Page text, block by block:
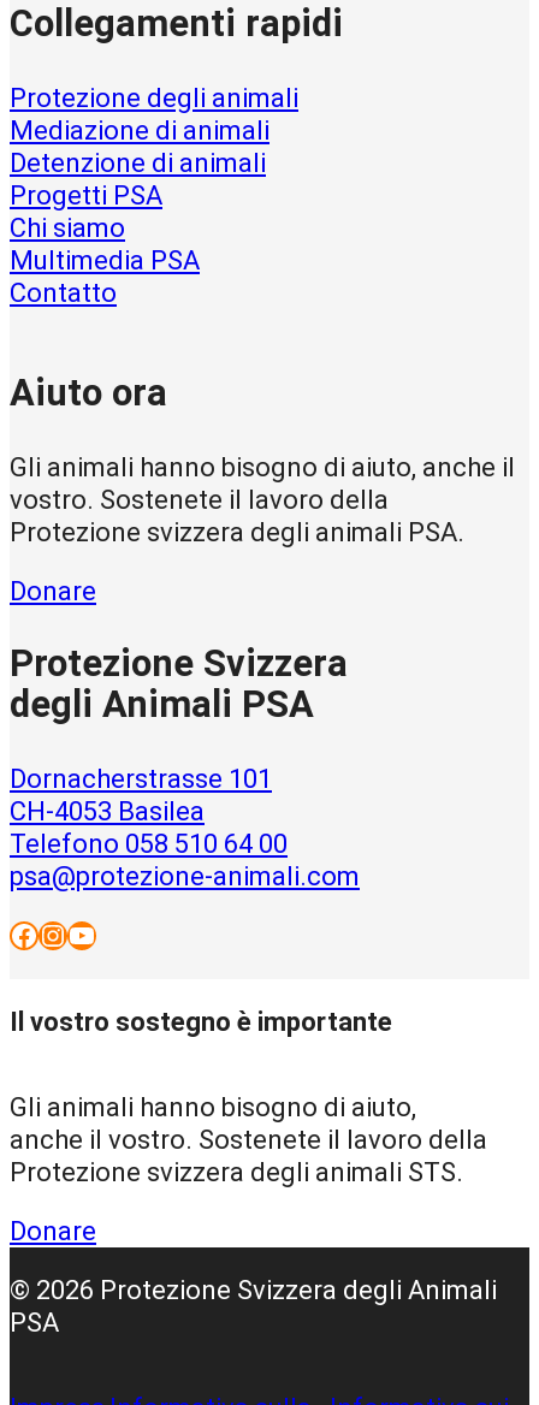
Collegamenti rapidi
Protezione degli animali
Mediazione di animali
Detenzione di animali
Progetti PSA
Chi siamo
Multimedia PSA
Contatto
Aiuto ora
Gli animali hanno bisogno di aiuto, anche il
vostro. Sostenete il lavoro della
Protezione svizzera degli animali PSA.
Donare
Protezione Svizzera
degli Animali PSA
Dornacherstrasse 101
CH-4053 Basilea
Telefono 058 510 64 00
psa@protezione-animali.com
Facebook InstagramYouTube
Il vostro sostegno è importante
Gli animali hanno bisogno di aiuto,
anche il vostro. Sostenete il lavoro della
Protezione svizzera degli animali STS.
Donare
© 2026 Protezione Svizzera degli Animali
PSA